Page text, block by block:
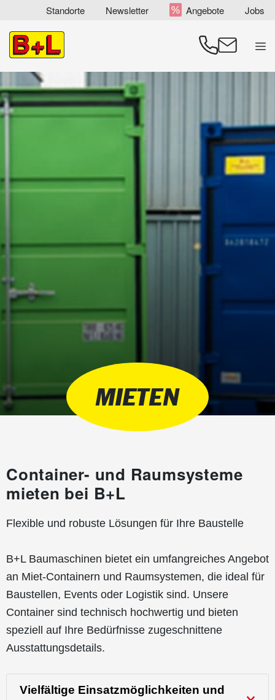
springen
Standorte Newsletter Angebote Jobs
MIETEN
Container- und Raumsysteme
mieten bei B+L
Flexible und robuste Lösungen für Ihre Baustelle
B+L Baumaschinen bietet ein umfangreiches Angebot
an Miet-Containern und Raumsystemen, die ideal für
Baustellen, Events oder Logistik sind. Unsere
Container sind technisch hochwertig und bieten
speziell auf Ihre Bedürfnisse zugeschnittene
Ausstattungsdetails.
Vielfältige Einsatzmöglichkeiten und